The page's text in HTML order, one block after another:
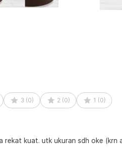
3 (0) 2 (0) 1 (0)
rekat kuat. utk ukuran sdh oke (krn